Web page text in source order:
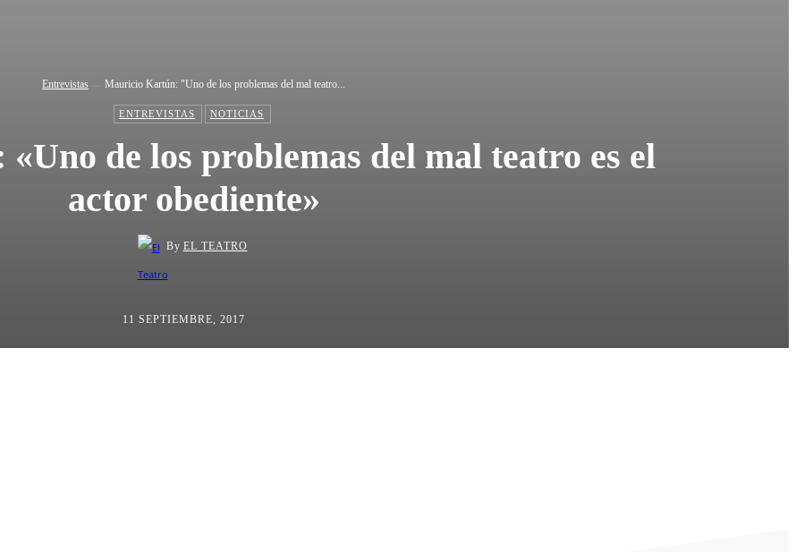
Entrevistas Mauricio Kartún: "Uno de los problemas del mal teatro...
ENTREVISTAS NOTICIAS
de los problemas del mal teatro es el
actor obediente»
By EL TEATRO
11 SEPTIEMBRE, 2017